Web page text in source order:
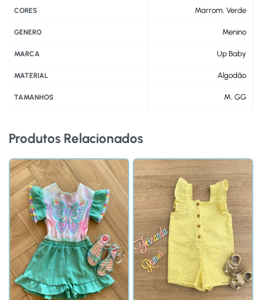
CORES Marrom, Verde
GENERO Menino
MARCA Up Baby
MATERIAL Algodão
TAMANHOS M, GG
Produtos Relacionados